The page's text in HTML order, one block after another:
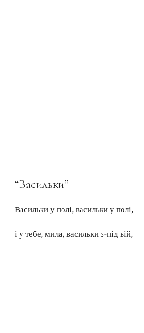
“Васильки”
Васильки у полі, васильки у полі,
і у тебе, мила, васильки з-під вій,